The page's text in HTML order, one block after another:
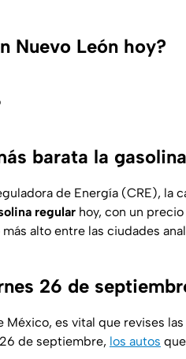
Nuevo León hoy?
barata la
de Energía (CRE), la
regular hoy, con un
alto entre las ciudades
26 de
México, es vital que revises
de septiembre, los autos